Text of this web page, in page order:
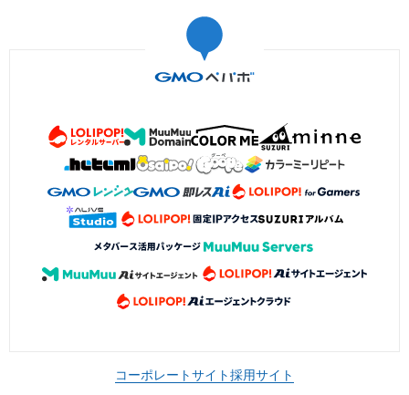
コーポレートサイト採用サイト